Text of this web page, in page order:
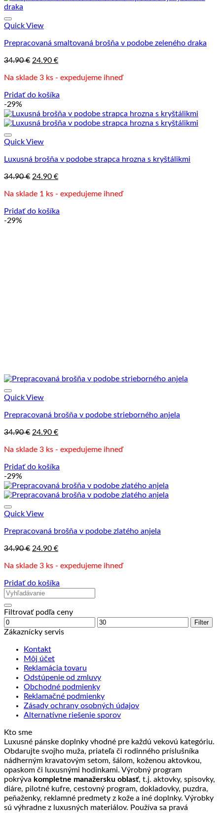
Quick View
Prepracovaná smaltovaná brošňa v podobe zeleného draka
34.90€ Pôvodná
bola:
24.90 €Aktuálna
je:
Na sklade 3 ks - expedujeme ihneď
Pridať do košíka
-29%
Quick View
Luxusná brošňa v podobe strapca hrozna s kryštálikmi
34.90€ Pôvodná
bola:
24.90 €Aktuálna
je:
Na sklade 1 ks - expedujeme ihneď
Pridať do košíka
-29%
Quick View
Prepracovaná brošňa v podobe strieborného anjela
34.90€ Pôvodná
bola:
24.90 €Aktuálna
je:
Na sklade 3 ks - expedujeme ihneď
Pridať do košíka
-29%
Quick View
Prepracovaná brošňa v podobe zlatého anjela
34.90€ Pôvodná
bola:
24.90 €Aktuálna
je:
Na sklade 3 ks - expedujeme ihneď
Pridať do košíka
Filtrovať podľa ceny
Minimálna
cena
Maximálna
Filter
Zákaznícky servis
Kontakt
Môj účet
Reklamácia tovaru
Odstúpenie od zmluvy
Obchodné podmienky
Reklamačné podmienky
Zásady ochrany osobných údajov
Alternatívne riešenie sporov
Kto sme
Luxusné pánske doplnky vhodné pre každú vekovú kategóriu.
Obdarujte svojho muža, priateľa či rodinného príslušníka
nádherným kravatovým setom, šálom, koženou aktovkou,
opaskom či luxusnými hodinkami. Výrobný program
pokrýva kompletne manažersku oblasť, t.j. aktovky, spisovky,
diáre, pilotné kufre, cestovný program, dokladovky, puzdra,
peňaženky, reklamné predmety z kože a iné doplnky. Výrobky
sú výhradne z luxusných materiálov. Používa sa pravá